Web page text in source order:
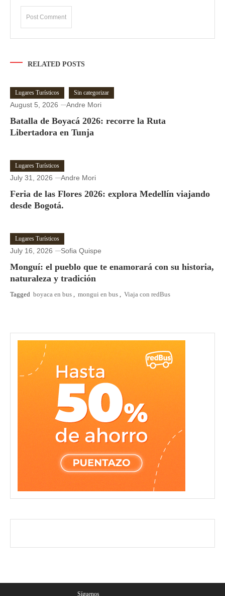
RELATED POSTS
Lugares Turísticos Sin categorizar
August 5, 2026 Andre Mori
Batalla de Boyacá 2026: recorre la Ruta
Libertadora en Tunja
Lugares Turísticos
July 31, 2026 Andre Mori
Feria de las Flores 2026: explora Medellín viajando
desde Bogotá.
Lugares Turísticos
July 16, 2026 Sofia Quispe
Monguí: el pueblo que te enamorará con su historia,
naturaleza y tradición
Tagged boyaca en bus , mongui en bus , Viaja con redBus
Síguenos